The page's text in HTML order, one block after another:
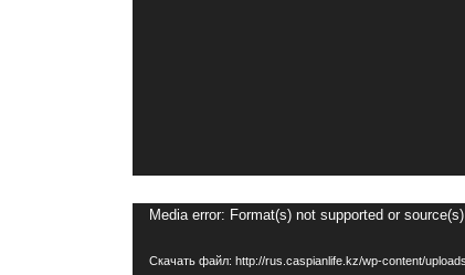
Видеоплеер
Media error: Format(s) not supported or
Скачать файл: http://rus.caspianlife.kz/wp-content/